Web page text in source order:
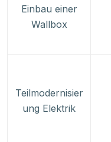
Einbau einer
Wallbox
Teilmodernisier
ung Elektrik